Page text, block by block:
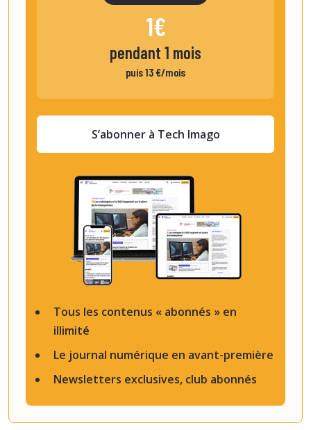
Tous les contenus « abonnés » en
illimité
Le journal numérique en avant-première
Newsletters exclusives, club abonnés
1€
pendant 1 mois
puis 13 €/mois
S’abonner à Tech Imago